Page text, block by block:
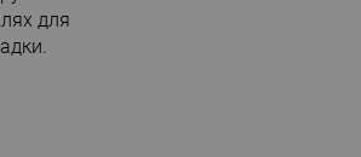
для